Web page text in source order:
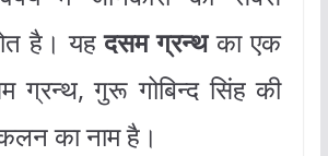
है। यहदसम ग्रन्थका एक
ग्रन्थ, गुरू गोबिन्द सिंह की
का नाम है।